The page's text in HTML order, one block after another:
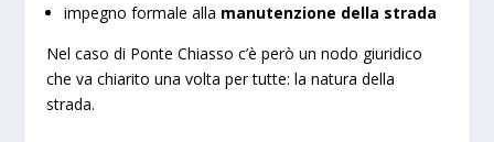
impegno formale alla manutenzione della strada
Nel caso di Ponte Chiasso c’è però un nodo giuridico
che va chiarito una volta per tutte: la natura della
strada.